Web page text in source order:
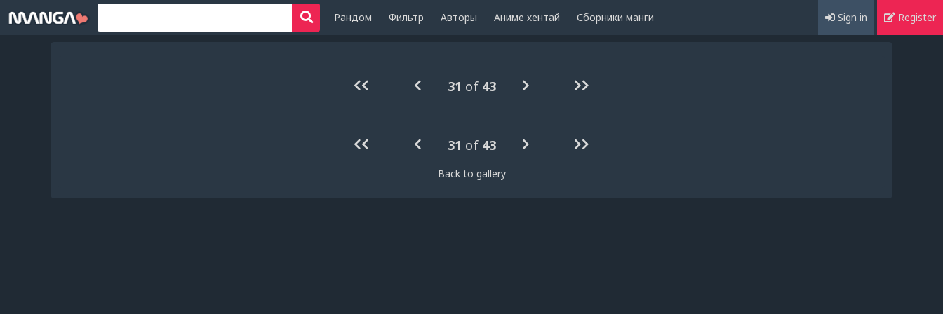
Рандом Фильтр Авторы Аниме хентай Сборники манги Sign in Register
31 of 43
31 of 43
Back to gallery